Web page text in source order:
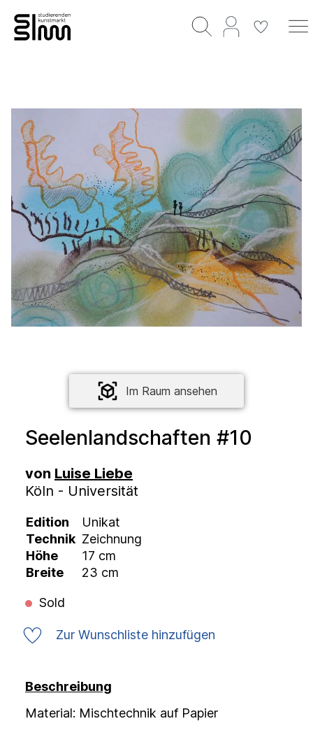
Im Raum ansehen
Seelenlandschaften #10
von Luise Liebe
Köln - Universität
Edition
Unikat
Technik Zeichnung
Höhe
17 cm
Breite
23 cm
Sold
Zur Wunschliste hinzufügen
Beschreibung
Material: Mischtechnik auf Papier